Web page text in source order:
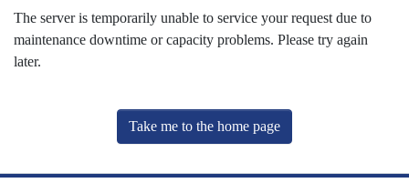
The server is temporarily unable to service your request due to
maintenance downtime or capacity problems. Please try again
later.
Take me to the home page